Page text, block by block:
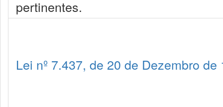
pertinentes.
Lei nº 7.437, de 20 de Dezembro de